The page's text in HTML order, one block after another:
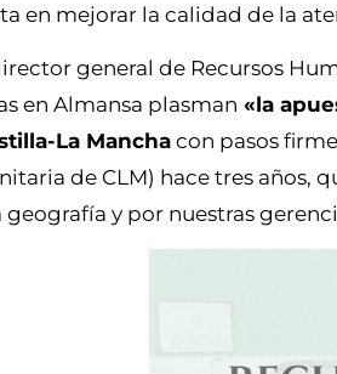
en mejorar la calidad de la
general de Recursos
en Almansa plasman «la
La Manchacon pasos
de CLM) hace tres años,
y por nuestras